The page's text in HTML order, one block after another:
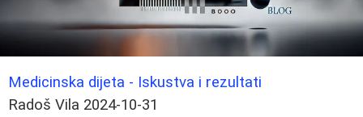
Medicinska dijeta - Iskustva i rezultati
Radoš Vila 2024-10-31